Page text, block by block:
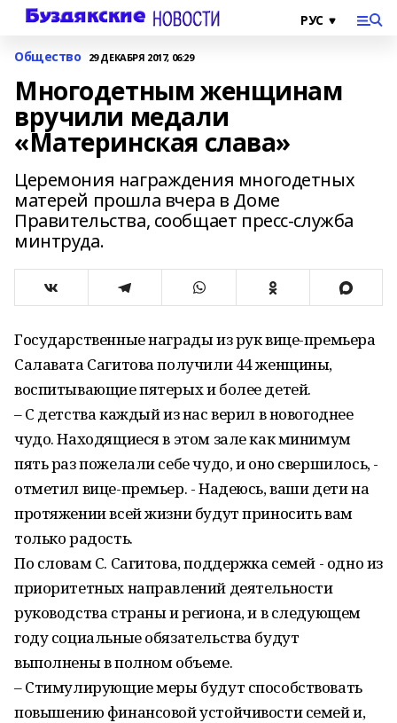
Общество 29 ДЕКАБРЯ 2017, 06:29
Многодетным женщинам
вручили медали
«Материнская слава»
Церемония награждения многодетных
матерей прошла вчера в Доме
Правительства, сообщает пресс-служба
минтруда.
Государственные награды из рук вице-премьера
Салавата Сагитова получили 44 женщины,
воспитывающие пятерых и более детей.
– С детства каждый из нас верил в новогоднее
чудо. Находящиеся в этом зале как минимум
пять раз пожелали себе чудо, и оно свершилось, -
отметил вице-премьер. - Надеюсь, ваши дети на
протяжении всей жизни будут приносить вам
только радость.
По словам С. Сагитова, поддержка семей - одно из
приоритетных направлений деятельности
руководства страны и региона, и в следующем
году социальные обязательства будут
выполнены в полном объеме.
– Стимулирующие меры будут способствовать
повышению финансовой устойчивости семей и,